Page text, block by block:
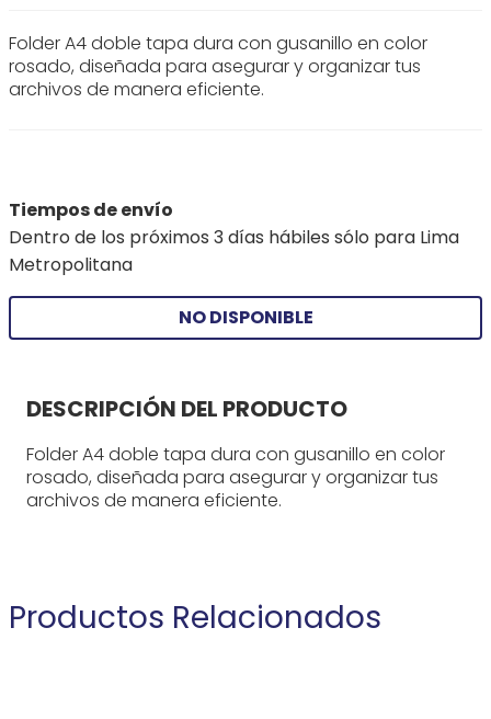
Folder A4 doble tapa dura con gusanillo en color
rosado, diseñada para asegurar y organizar tus
archivos de manera eficiente.
Tiempos de envío
Dentro de los próximos 3 días hábiles sólo para Lima
Metropolitana
NO DISPONIBLE
DESCRIPCIÓN DEL PRODUCTO
Folder A4 doble tapa dura con gusanillo en color
rosado, diseñada para asegurar y organizar tus
archivos de manera eficiente.
Productos Relacionados